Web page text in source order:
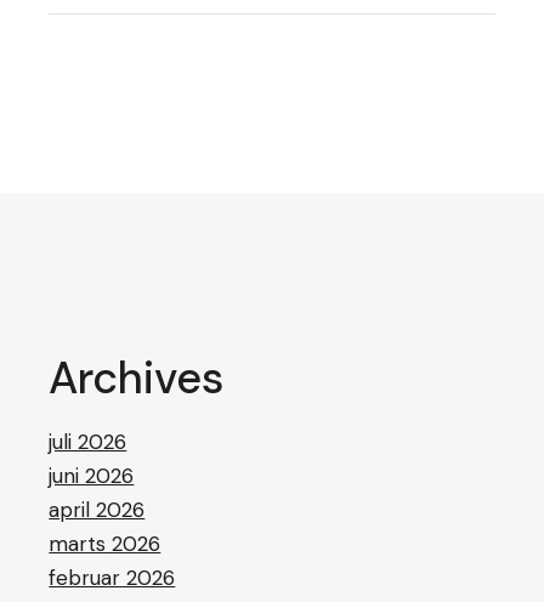
Archives
juli 2026
juni 2026
april 2026
marts 2026
februar 2026